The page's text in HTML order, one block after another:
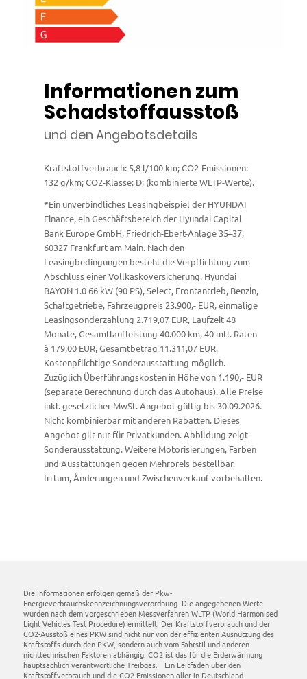
Informationen zum
Schadstoffausstoß
und den Angebotsdetails
Kraftstoffverbrauch: 5,8 l/100 km; CO2-Emissionen:
132 g/km; CO2-Klasse: D; (kombinierte WLTP-Werte).
*Ein unverbindliches Leasingbeispiel der HYUNDAI
Finance, ein Geschäftsbereich der Hyundai Capital
Bank Europe GmbH, Friedrich-Ebert-Anlage 35–37,
60327 Frankfurt am Main. Nach den
Leasingbedingungen besteht die Verpflichtung zum
Abschluss einer Vollkaskoversicherung. Hyundai
BAYON 1.0 66 kW (90 PS), Select, Frontantrieb, Benzin,
Schaltgetriebe, Fahrzeugpreis 23.900,- EUR, einmalige
Leasingsonderzahlung 2.719,07 EUR, Laufzeit 48
Monate, Gesamtlaufleistung 40.000 km, 40 mtl. Raten
à 179,00 EUR, Gesamtbetrag 11.311,07 EUR.
Kostenpflichtige Sonderausstattung möglich.
Zuzüglich Überführungskosten in Höhe von 1.190,- EUR
(separate Berechnung durch das Autohaus). Alle Preise
inkl. gesetzlicher MwSt. Angebot gültig bis 30.09.2026.
Nicht kombinierbar mit anderen Rabatten. Dieses
Angebot gilt nur für Privatkunden. Abbildung zeigt
Sonderausstattung. Weitere Motorisierungen, Farben
und Ausstattungen gegen Mehrpreis bestellbar.
Irrtum, Änderungen und Zwischenverkauf vorbehalten.
Die Informationen erfolgen gemäß der Pkw-
Energieverbrauchskennzeichnungsverordnung. Die angegebenen Werte
wurden nach dem vorgeschrieben Messverfahren WLTP (World Harmonised
Light Vehicles Test Procedure) ermittelt. Der Kraftstoffverbrauch und der
CO2-Ausstoß eines PKW sind nicht nur von der effizienten Ausnutzung des
Kraftstoffs durch den PKW, sondern auch vom Fahrstil und anderen
nichttechnischen Faktoren abhängig. CO2 ist das für die Erderwärmung
hauptsächlich verantwortliche Treibgas. Ein Leitfaden über den
Kraftstoffverbrauch und die CO2-Emissionen aller in Deutschland